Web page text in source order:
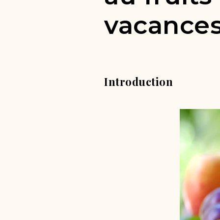
Introduction